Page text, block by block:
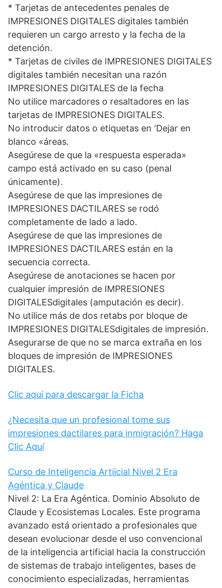
* Tarjetas de antecedentes penales de
IMPRESIONES DIGITALES digitales también
requieren un cargo arresto y la fecha de la
detención.
* Tarjetas de civiles de IMPRESIONES DIGITALES
digitales también necesitan una razón
IMPRESIONES DIGITALES de la fecha
No utilice marcadores o resaltadores en las
tarjetas de IMPRESIONES DIGITALES.
No introducir datos o etiquetas en ‘Dejar en
blanco «áreas.
Asegúrese de que la «respuesta esperada»
campo está activado en su caso (penal
únicamente).
Asegúrese de que las impresiones de
IMPRESIONES DACTILARES se rodó
completamente de lado a lado.
Asegúrese de que las impresiones de
IMPRESIONES DACTILARES están en la
secuencia correcta.
Asegúrese de anotaciones se hacen por
cualquier impresión de IMPRESIONES
DIGITALESdigitales (amputación es decir).
No utilice más de dos retabs por bloque de
IMPRESIONES DIGITALESdigitales de impresión.
Asegurarse de que no se marca extraña en los
bloques de impresión de IMPRESIONES
DIGITALES.
Clic aquí para descargar la Ficha
¿Necesita que un profesional tome sus
impresiones dactilares para inmigración? Haga
Clic Aquí
Curso de Inteligencia Artiicial Nivel 2 Era
Agéntica y Claude
Nivel 2: La Era Agéntica. Dominio Absoluto de
Claude y Ecosistemas Locales. Este programa
avanzado está orientado a profesionales que
desean evolucionar desde el uso convencional
de la inteligencia artificial hacia la construcción
de sistemas de trabajo inteligentes, bases de
conocimiento especializadas, herramientas